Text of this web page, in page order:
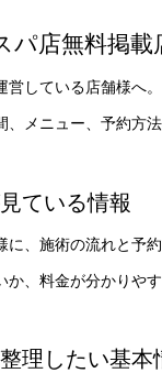
パ店無料掲
営している店舗様へ
、メニュー、予約方
ている情報
に、施術の流れと予
、料金が分かりや
理したい基本